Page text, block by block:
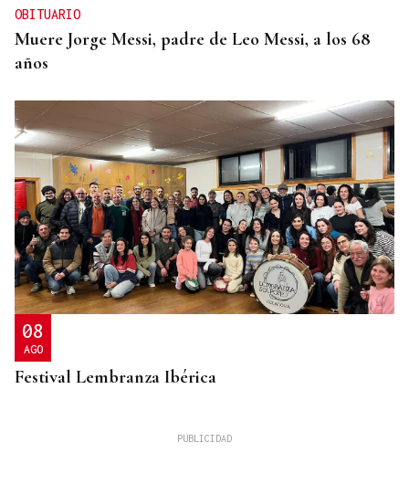
OBITUARIO
Muere Jorge Messi, padre de Leo Messi, a los 68
años
08
AGO
Festival Lembranza Ibérica